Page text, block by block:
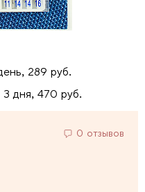
289 руб.
дня, 470 руб.
0 отзывов